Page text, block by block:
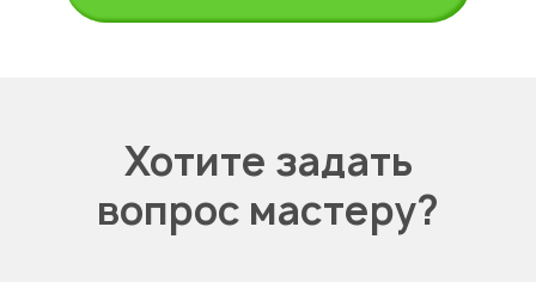
Хотите задать
вопрос мастеру?